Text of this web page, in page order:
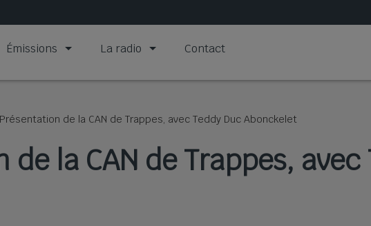
Émissions La radio Contact
Présentation de la CAN de Trappes, avec Teddy Duc Abonckelet
la CAN de Trappes, avec